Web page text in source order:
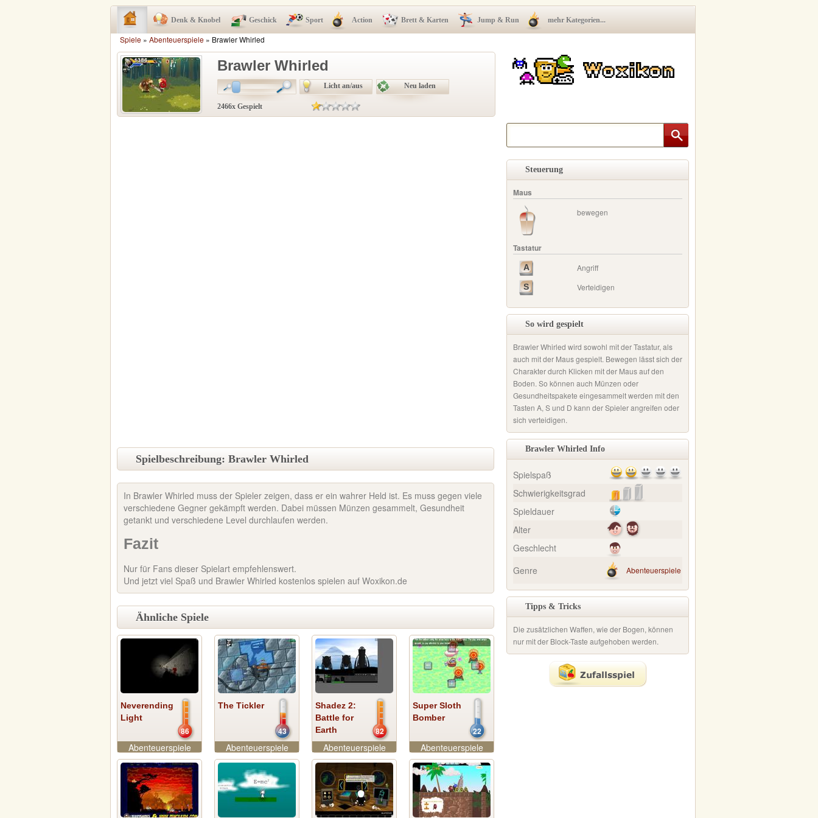
Denk & Knobel Geschick Sport Action Brett & Karten Jump & Run mehr Kategorien...
Spiele » Abenteuerspiele » Brawler Whirled
Brawler Whirled
Licht an/aus Neu laden
2466x Gespielt
Steuerung
Maus
bewegen
Tastatur
A Angriff
S Verteidigen
So wird gespielt
Brawler Whirled wird sowohl mit der Tastatur, als
auch mit der Maus gespielt. Bewegen lässt sich der
Charakter durch Klicken mit der Maus auf den
Boden. So können auch Münzen oder
Gesundheitspakete eingesammelt werden mit den
Tasten A, S und D kann der Spieler angreifen oder
sich verteidigen.
Brawler Whirled Info
Spielspaß
Schwierigkeitsgrad
Spieldauer
Alter
Geschlecht
Genre
Abenteuerspiele
Tipps & Tricks
Die zusätzlichen Waffen, wie der Bogen, können
nur mit der Block-Taste aufgehoben werden.
Spielbeschreibung: Brawler Whirled
In Brawler Whirled muss der Spieler zeigen, dass er ein wahrer Held ist. Es muss gegen viele
verschiedene Gegner gekämpft werden. Dabei müssen Münzen gesammelt, Gesundheit
getankt und verschiedene Level durchlaufen werden.
Fazit
Nur für Fans dieser Spielart empfehlenswert.
Und jetzt viel Spaß und Brawler Whirled kostenlos spielen auf Woxikon.de
Ähnliche Spiele
Neverending
Light
86
Abenteuerspiele
The Tickler
43
Abenteuerspiele
Shadez 2:
Battle for
Earth
82
Abenteuerspiele
Super Sloth
Bomber
22
Abenteuerspiele